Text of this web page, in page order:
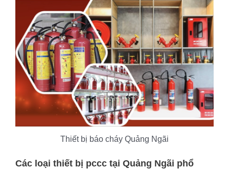
Thiết bị báo cháy Quảng Ngãi
Các loại thiết bị pccc tại Quảng Ngãi phổ